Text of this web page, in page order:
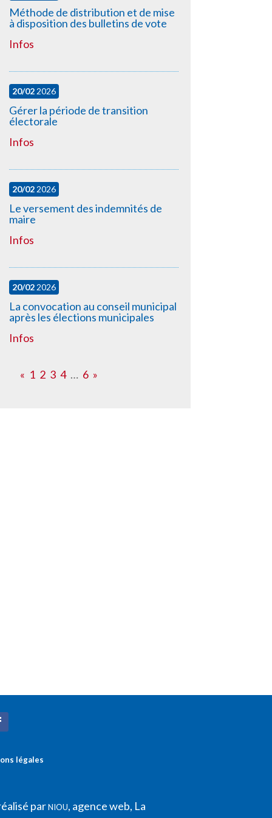
Méthode de distribution et de mise
à disposition des bulletins de vote
Infos
20/022026
Gérer la période de transition
électorale
Infos
20/022026
Le versement des indemnités de
maire
Infos
20/022026
La convocation au conseil municipal
après les élections municipales
Infos
« 1 2 3 4 … 6 »
légales
parNIOU, agence web, La